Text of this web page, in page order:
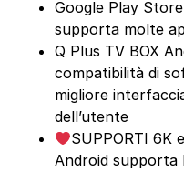
Google Play
supporta molte
Q Plus TV BOX
compatibilità di
migliore
dell’utente
SUPPORTI 6K
Android supporta